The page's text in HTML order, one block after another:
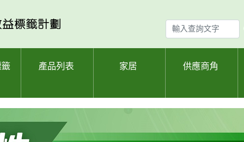
輸
入
查
產品列表 家居 供應商角